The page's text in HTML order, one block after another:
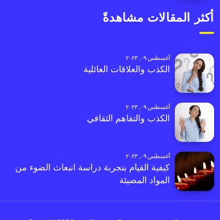
أكثر المقالات مشاهدةً
أغسطس ٠٩, ٢٠٢٣
الكذب والعلاقات العائلية
أغسطس ٠٩, ٢٠٢٣
الكذب والتفاهم الثقافي
أغسطس ٠٩, ٢٠٢٣
كيفية القيام بتجربة دراسة انبعاث الضوء من
المواد المضيئة